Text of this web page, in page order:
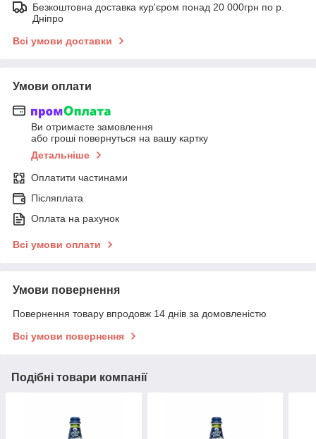
Безкоштовна доставка кур'єром понад 20 000грн по р.
Дніпро
Всі умови доставки
Умови оплати
Ви отримаєте замовлення
або гроші повернуться на вашу картку
Детальніше
Оплатити частинами
Післяплата
Оплата на рахунок
Всі умови оплати
Умови повернення
Повернення товару впродовж 14 днів за домовленістю
Всі умови повернення
Подібні товари компанії